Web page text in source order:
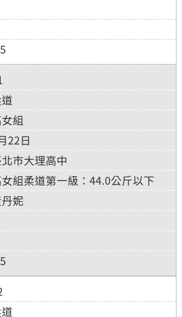
組
22日
市大理高中
組柔道第一級：44.0公斤以下
妮